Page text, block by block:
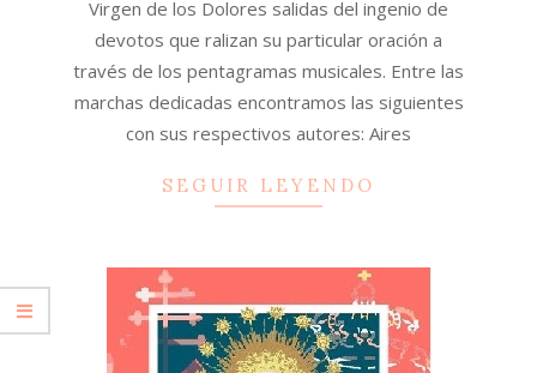
Virgen de los Dolores salidas del ingenio de
devotos que ralizan su particular oración a
través de los pentagramas musicales. Entre las
marchas dedicadas encontramos las siguientes
con sus respectivos autores: Aires
SEGUIR LEYENDO